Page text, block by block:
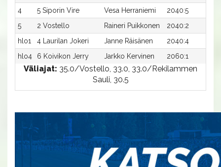
4
5 Siporin Vire Vesa Herraniemi 2040:5
5
2 Vostello Raineri Puikkonen 2040:2
hlo1
4 Laurilan Jokeri Janne Räisänen 2040:4
hlo4
6 Koivikon Jerry Jarkko Kervinen 2060:1
Väliajat: 35.0/Vostello, 33.0, 33.0/Rekilammen
Sauli, 30.5